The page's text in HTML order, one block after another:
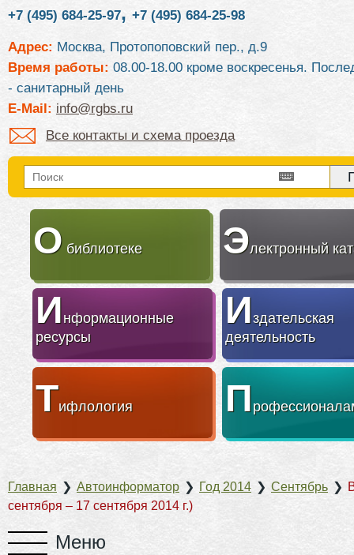
+7 (495) 684-25-97, +7 (495) 684-25-98
Адрес: Москва, Протопоповский пер., д.9
Время работы: 08.00-18.00 кроме воскресенья.
- санитарный день
E-Mail: info@rgbs.ru
Все контакты и схема проезда
О библиотеке Электронный
Информационные
ресурсы
Издательская
деятельность
Тифлология П
Главная ❯ Автоинформатор ❯ Год 2014 ❯ Сентябрь ❯
сентября – 17 сентября 2014 г.)